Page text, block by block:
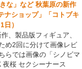
な」など 秋葉原の新作
ナショップ」「コトブキ
）
、製品版フィギュア、
め2回に分けて画像レビ
らでは画像の「シノビマ
夜桜 セクシーナース